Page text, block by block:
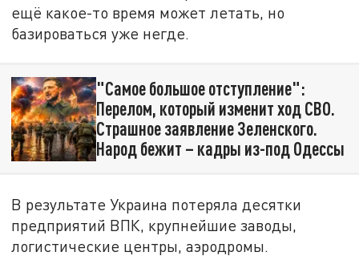
ещё какое-то время может летать, но
базироваться уже негде.
"Самое большое отступление":
Перелом, который изменит ход СВО.
Страшное заявление Зеленского.
Народ бежит – кадры из-под Одессы
В результате Украина потеряла десятки
предприятий ВПК, крупнейшие заводы,
логистические центры, аэродромы.